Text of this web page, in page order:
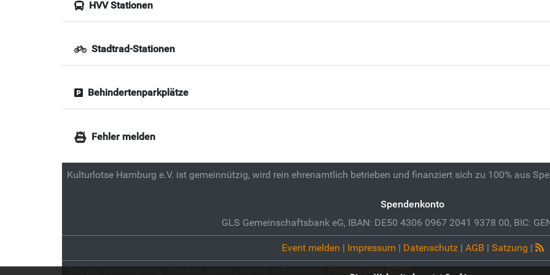
HVV Stationen
Stadtrad-Stationen
Behindertenparkplätze
Fehler melden
Kulturlotse Hamburg e.V. ist gemeinnützig, wird rein ehrenamtlich betrieben und finanziert sich zu 100% aus
Spendenkonto
GLS Gemeinschaftsbank eG, IBAN: DE50 4306 0967 2041 9378 00, BIC:
Event melden | Impressum | Datenschutz| AGB | Satzung |
Bild zur Veranstaltung:Stricken, häkeln, klönen in Rahlstedt:Pixabay.com (CC0)